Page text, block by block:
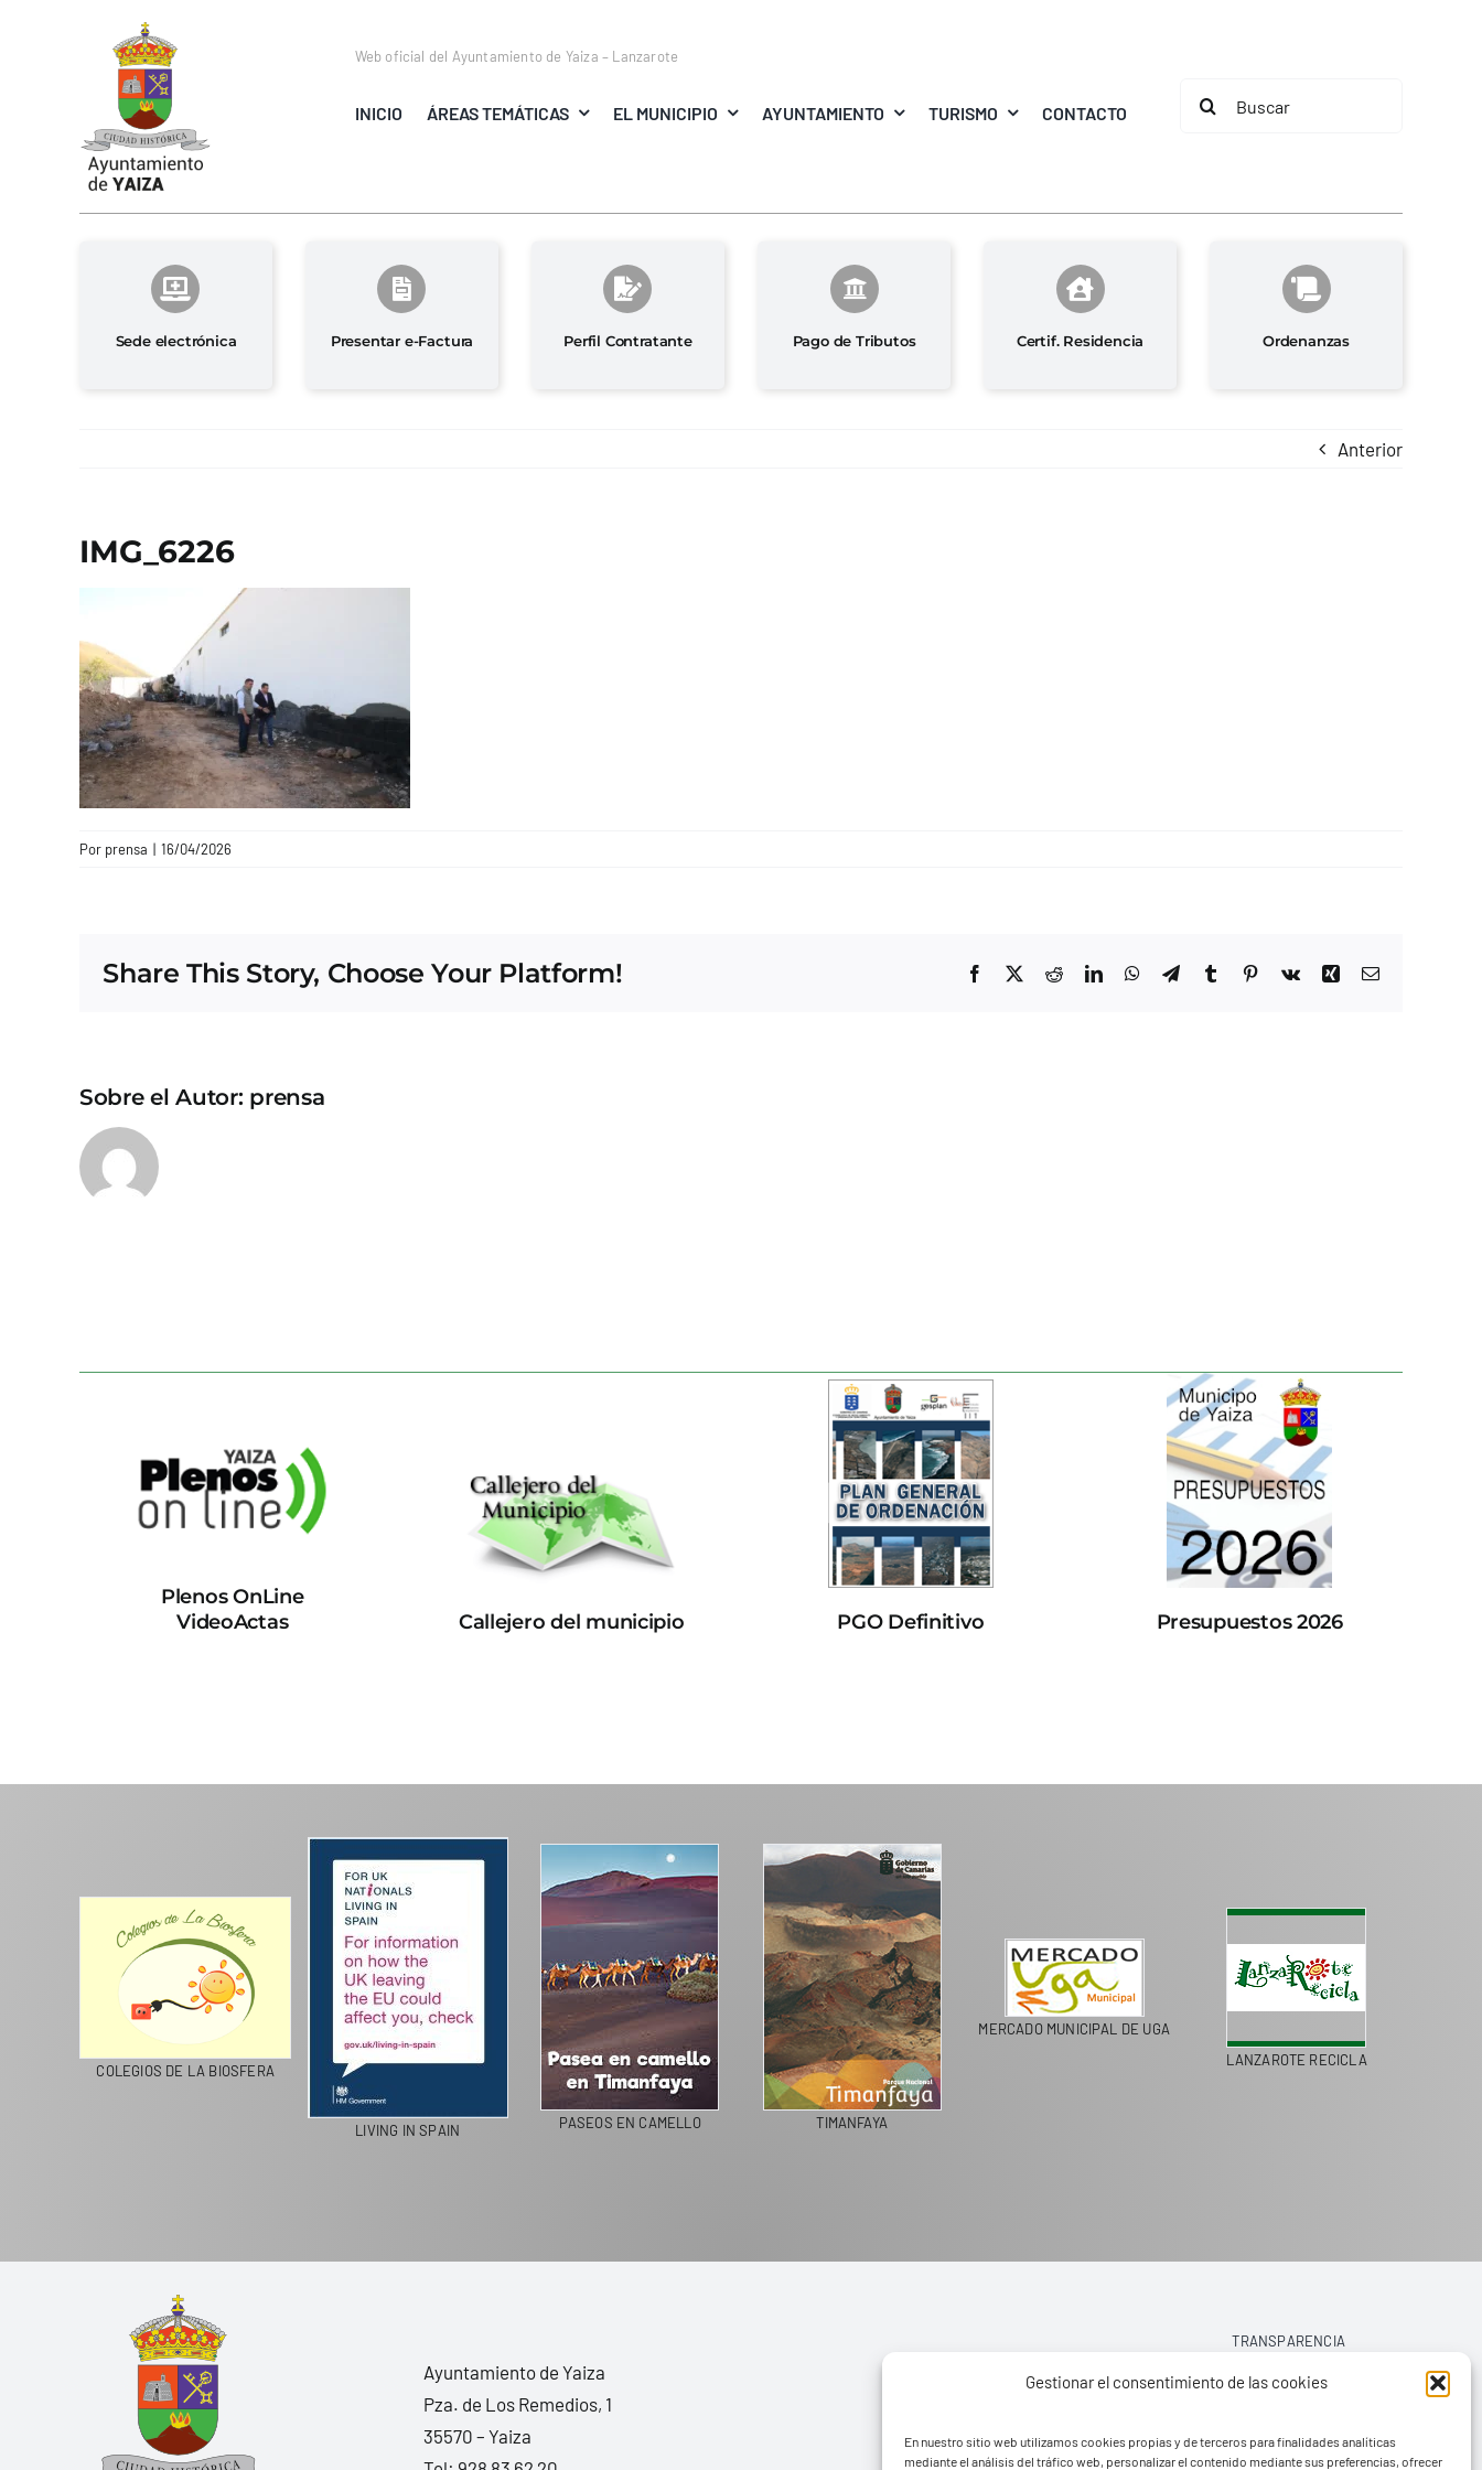
Gestionar el consentimiento de las cookies
En nuestro sitio web utilizamos cookies propias y de terceros para finalidades analíticas
mediante el análisis del tráfico web, personalizar el contenido mediante sus preferencias, ofrecer
Web oficial del Ayuntamiento de Yaiza – Lanzarote
INICIO ÁREAS TEMÁTICAS EL MUNICIPIO AYUNTAMIENTO TURISMO CONTACTO
Buscar:
Sede electrónica Presentar e-Factura Perfil Contratante Pago de Tributos Certif. Residencia Ordenanzas
Anterior
IMG_6226
Por prensa | 16/04/2026
Share This Story, Choose Your Platform! Facebook
X RedditLinkedInWhatsApp
TelegramTumblrPinterest
Vk Xing Correo
Sobre el Autor: prensa
Plenos OnLine
VideoActas
Callejero del municipio PGO Definitivo Presupuestos 2026
COLEGIOS DE LA BIOSFERA
LIVING IN SPAIN PASEOS EN CAMELLO TIMANFAYA
MERCADO MUNICIPAL DE UGA
LANZAROTE RECICLA
Ayuntamiento de Yaiza
Pza. de Los Remedios, 1
35570 – Yaiza
TRANSPARENCIA
AVISO LEGAL
POLÍTICA DE PRIVACIDAD